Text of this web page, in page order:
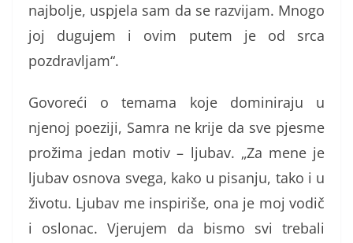
najbolje, uspjela sam da se razvijam. Mnogo
joj dugujem i ovim putem je od srca
pozdravljam“.
Govoreći o temama koje dominiraju u
njenoj poeziji, Samra ne krije da sve pjesme
prožima jedan motiv – ljubav. „Za mene je
ljubav osnova svega, kako u pisanju, tako i u
životu. Ljubav me inspiriše, ona je moj vodič
i oslonac. Vjerujem da bismo svi trebali